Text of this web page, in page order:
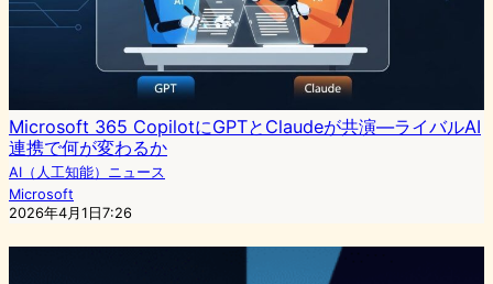
Microsoft 365 CopilotにGPTとClaudeが共演—ライバルAI
連携で何が変わるか
AI（人工知能）ニュース
Microsoft
2026年4月1日7:26